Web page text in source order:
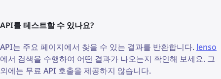
API를 테스트할 수 있나요?
API는 주요 페이지에서 찾을 수 있는 결과를 반환합니다. lenso
에서 검색을 수행하여 어떤 결과가 나오는지 확인해 보세요. 그
외에는 무료 API 호출을 제공하지 않습니다.